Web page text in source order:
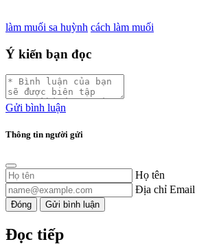
làm muối sa huỳnh cách làm muối
Ý kiến bạn đọc
Gửi bình luận
Thông tin người gửi
Họ tên
Địa chỉ Email
Đóng Gửi bình luận
Đọc tiếp